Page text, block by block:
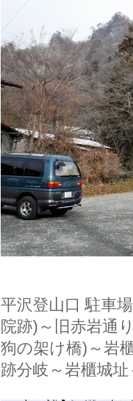
平沢登山口 駐車
院跡)～旧赤岩通
狗の架け橋)～岩
跡分岐～岩櫃城